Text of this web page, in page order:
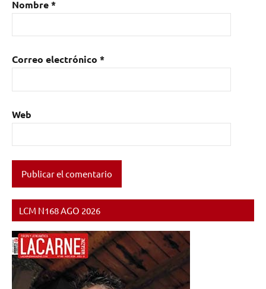
Nombre*
Correo electrónico *
Web
LCM N168 AGO 2026